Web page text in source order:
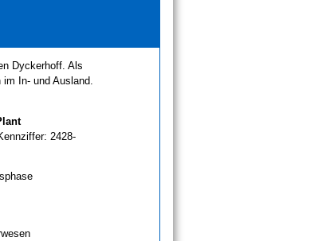
Dyckerhoff. Als
In- und Ausland.
2428-